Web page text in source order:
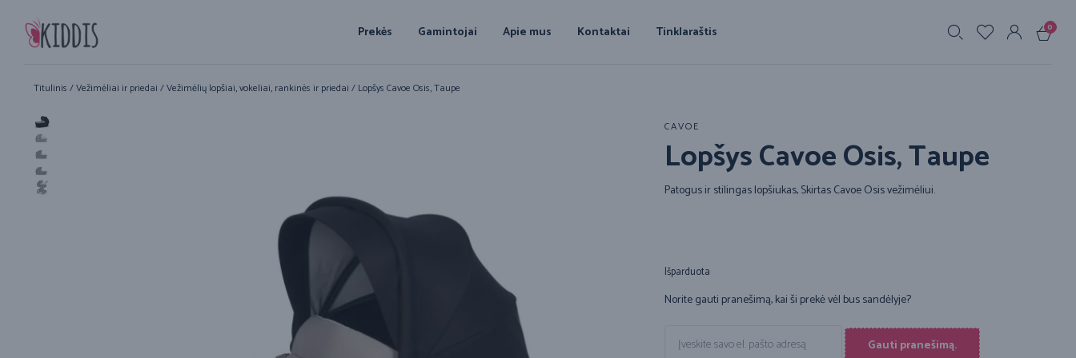
Prekės Gamintojai Apie mus Kontaktai Tinklaraštis 0
Titulinis /Vežimėliai ir priedai /Vežimėlių lopšiai, vokeliai, rankinės ir priedai / Lopšys Cavoe Osis, Taupe
CAVOE
Lopšys Cavoe Osis, Taupe
Patogus ir stilingas lopšiukas, Skirtas Cavoe Osis vežimėliui.
Išparduota
Norite gauti pranešimą, kai ši prekė vėl bus sandėlyje?
Gauti pranešimą.